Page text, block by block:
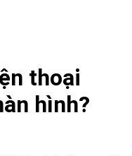
thoại
hình?